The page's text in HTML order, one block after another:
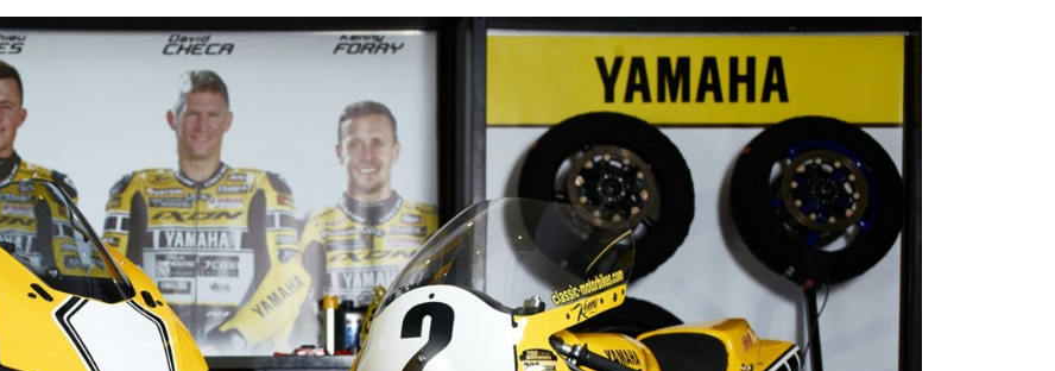
MAIL